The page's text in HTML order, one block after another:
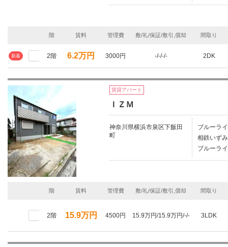
階 賃料 管理費 敷/礼/保証/敷引,償却 間取り
新着 2階 6.2万円 3000円 -/-/-/- 2DK
賃貸アパート
ＩＺＭ
神奈川県横浜市泉区下飯田
町
ブルーラ
相鉄いず
ブルーラ
階 賃料 管理費 敷/礼/保証/敷引,償却 間取り
2階 15.9万円 4500円 15.9万円/15.9万円/-/- 3LDK